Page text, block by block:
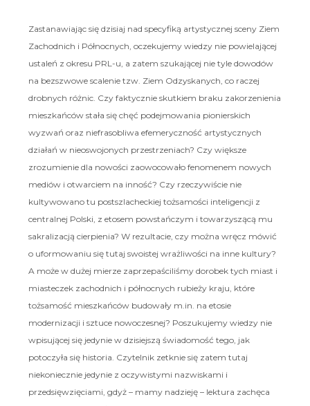
Zastanawiając się dzisiaj nad specyfiką artystycznej sceny Ziem
Zachodnich i Północnych, oczekujemy wiedzy nie powielającej
ustaleń z okresu PRL-u, a zatem szukającej nie tyle dowodów
na bezszwowe scalenie tzw. Ziem Odzyskanych, co raczej
drobnych różnic. Czy faktycznie skutkiem braku zakorzenienia
mieszkańców stała się chęć podejmowania pionierskich
wyzwań oraz niefrasobliwa efemeryczność artystycznych
działań w nieoswojonych przestrzeniach? Czy większe
zrozumienie dla nowości zaowocowało fenomenem nowych
mediów i otwarciem na inność? Czy rzeczywiście nie
kultywowano tu postszlacheckiej tożsamości inteligencji z
centralnej Polski, z etosem powstańczym i towarzyszącą mu
sakralizacją cierpienia? W rezultacie, czy można wręcz mówić
o uformowaniu się tutaj swoistej wrażliwości na inne kultury?
A może w dużej mierze zaprzepaściliśmy dorobek tych miast i
miasteczek zachodnich i północnych rubieży kraju, które
tożsamość mieszkańców budowały m.in. na etosie
modernizacji i sztuce nowoczesnej? Poszukujemy wiedzy nie
wpisującej się jedynie w dzisiejszą świadomość tego, jak
potoczyła się historia. Czytelnik zetknie się zatem tutaj
niekoniecznie jedynie z oczywistymi nazwiskami i
przedsięwzięciami, gdyż – mamy nadzieję – lektura zachęca